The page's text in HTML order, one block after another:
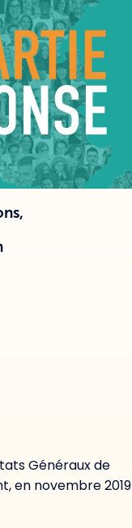
Généraux de
en novembre 2019